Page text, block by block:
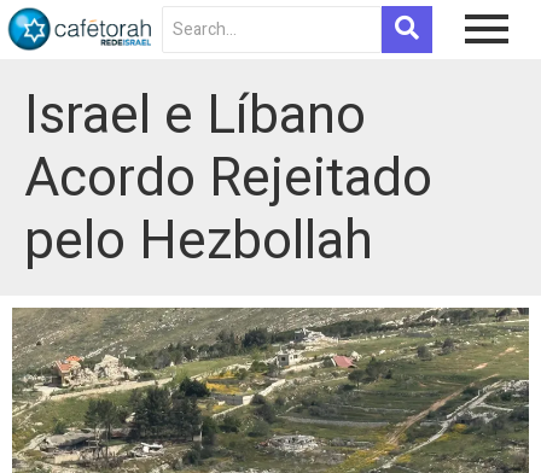
Israel e Líbano
Acordo Rejeitado
pelo Hezbollah